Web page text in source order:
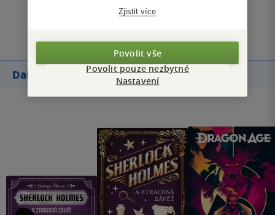
Další knihy autora
Zjistit více
Povolit vše
Povolit pouze nezbytné
Nastavení